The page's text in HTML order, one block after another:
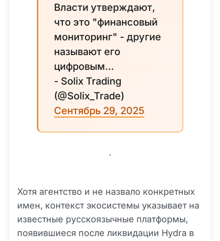
Власти утверждают,
что это "финансовый
мониторинг" - другие
называют его
цифровым...
- Solix Trading
(@Solix_Trade)
Сентябрь 29, 2025
.
Хотя агентство и не назвало конкретных
имен, контекст экосистемы указывает на
известные русскоязычные платформы,
появившиеся после ликвидации Hydra в